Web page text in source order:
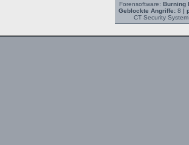
Forensoftware: Burning
Geblockte Angriffe:8 |
CT Security